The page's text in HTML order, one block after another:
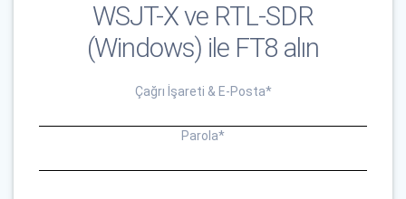
WSJT-X ve RTL-SDR
(Windows) ile FT8 alın
Çağrı İşareti & E-Posta*
Parola*